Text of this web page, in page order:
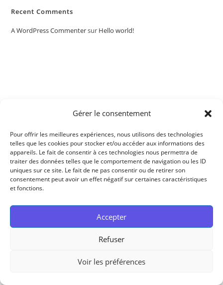
Gérer le consentement
Pour offrir les meilleures expériences, nous utilisons des technologies
telles que les cookies pour stocker et/ou accéder aux informations des
appareils. Le fait de consentir à ces technologies nous permettra de
traiter des données telles que le comportement de navigation ou les ID
uniques sur ce site. Le fait de ne pas consentir ou de retirer son
consentement peut avoir un effet négatif sur certaines caractéristiques
et fonctions.
Accepter
Refuser
Voir les préférences
Recent Comments
A WordPress Commentersur Hello world!